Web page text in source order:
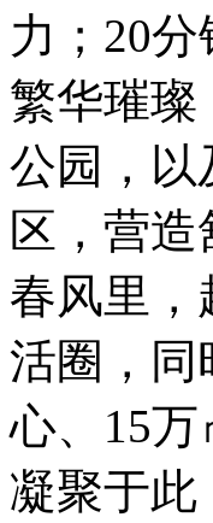
力；20
繁华璀璨
公园，以
区，营
春风里，
活圈，同
心、15
凝聚于此